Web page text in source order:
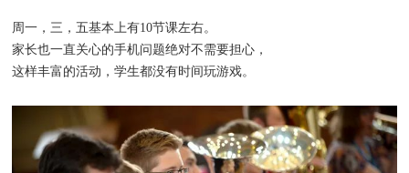
周一，三，五基本上有10节课左右。
家长也一直关心的手机问题绝对不需要担心，
这样丰富的活动，学生都没有时间玩游戏。